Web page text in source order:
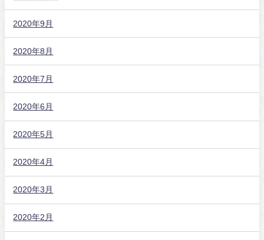
2020年9月
2020年8月
2020年7月
2020年6月
2020年5月
2020年4月
2020年3月
2020年2月